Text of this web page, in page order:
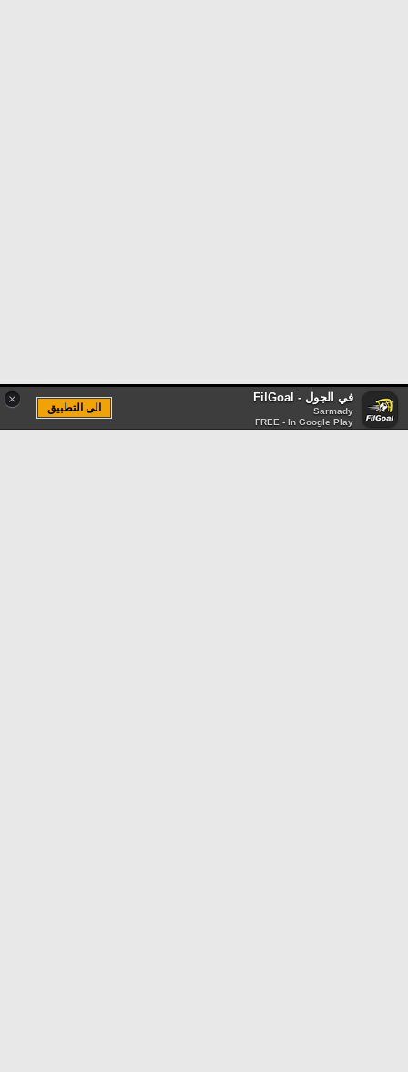
× في الجول - FilGoal
Sarmady
FREE - In Google Play
الى التطبيق